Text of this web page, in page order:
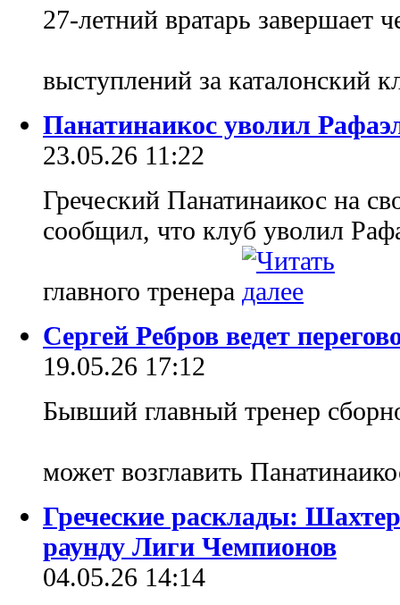
27-летний вратарь завершает
выступлений за каталонский
Панатинаикос уволил
23.05.26 11:22
Греческий Панатинаикос на
сообщил, что клуб уволил
главного тренера
Сергей Ребров ведет
19.05.26 17:12
Бывший главный тренер
может возглавить
Греческие расклады:
раунду Лиги Чемпионов
04.05.26 14:14